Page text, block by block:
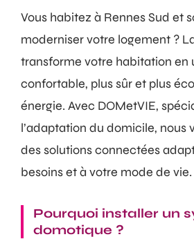
Vous habitez à Rennes Sud et
moderniser votre logement ?
transforme votre habitation en
confortable, plus sûr et plus
énergie. Avec DOMetVIE,
l’adaptation du domicile, nous
des solutions connectées
besoins et à votre mode de vie.
Pourquoi installer un
domotique ?